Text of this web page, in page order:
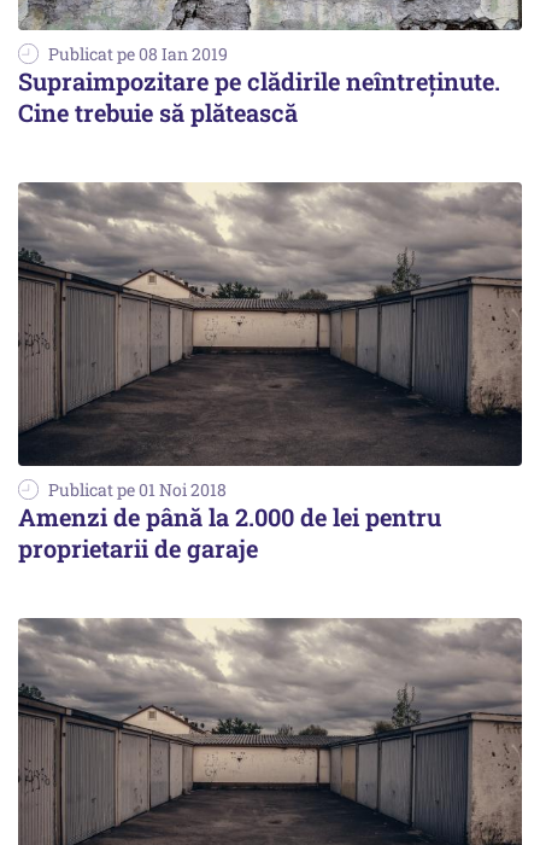
Publicat pe 08 Ian 2019
Supraimpozitare pe clădirile neîntreţinute.
Cine trebuie să plătească
Publicat pe 01 Noi 2018
Amenzi de până la 2.000 de lei pentru
proprietarii de garaje